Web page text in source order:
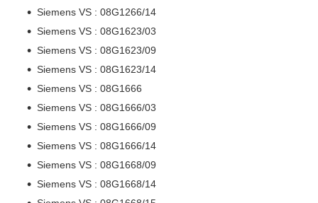
Siemens VS : 08G1266/14
Siemens VS : 08G1623/03
Siemens VS : 08G1623/09
Siemens VS : 08G1623/14
Siemens VS : 08G1666
Siemens VS : 08G1666/03
Siemens VS : 08G1666/09
Siemens VS : 08G1666/14
Siemens VS : 08G1668/09
Siemens VS : 08G1668/14